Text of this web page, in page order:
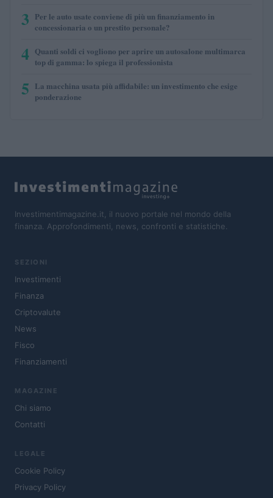
3 Per le auto usate conviene di più un finanziamento in
concessionaria o un prestito personale?
4 Quanti soldi ci vogliono per aprire un autosalone multimarca
top di gamma: lo spiega il professionista
5 La macchina usata più affidabile: un investimento che esige
ponderazione
Investimentimagazine.it, il nuovo portale nel mondo della
finanza. Approfondimenti, news, confronti e statistiche.
SEZIONI
Investimenti
Finanza
Criptovalute
News
Fisco
Finanziamenti
MAGAZINE
Chi siamo
Contatti
LEGALE
Cookie Policy
Privacy Policy